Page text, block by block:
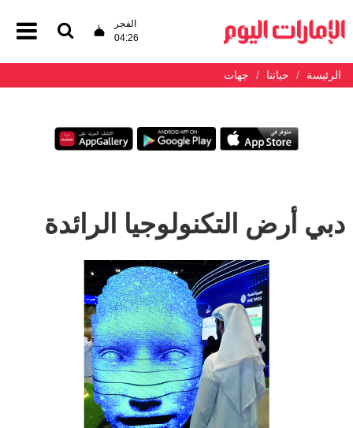
الفجر
04:26
الرئيسة حياتنا جهات
دبي أرض التكنولوجيا الرائدة